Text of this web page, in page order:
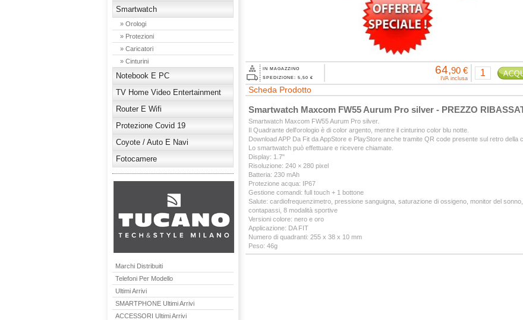
Smartwatch
» Orologi
» Protezioni
» Caricatori
» Cinturini
Notebook E PC
TV Home Video Entertainment
Router E Wifi
Protezione Covid 19
Coyote / Auto E Navi
Fotocamere
Marchi Distribuiti
Telefoni Per Modello
Ultimi Arrivi
SMARTPHONE Ultimi Arrivi
ACCESSORI Ultimi Arrivi
IN MAGAZZINO
SPEDIZIONE: 5,50 €
64,90 €
IVA inclusa
Scheda Prodotto
Smartwatch Maxcom FW55 Aurum Pro silver - PREZZO
Smartwatch Maxcom FW55 Aurum Pro silver.
Il Quadrante dell'orologio è di color argento, mentre il cinturino color blu notte.
Download APP Da Fit da AppStore e PlayStore anche tramite QR code presente sul retro della
Lo smartwatch può effettuare e ricevere chiamate.
Display: 1.7"
Risoluzione: 240 × 280 pixel
Batteria: 230 mAh
Protezione acqua: IP67
Gestione comandi: full touch + 1 bottone
Salute: cardiofrequenzimetro, pressione sanguigna, saturazione di ossigeno, monitor del sonno,
contapassi, 8 modalità sportive
Versioni colore: nero e oro
Applicazione: DA FIT
Numero di quadranti: 255 x 38 x 10 mm
Peso: 46g